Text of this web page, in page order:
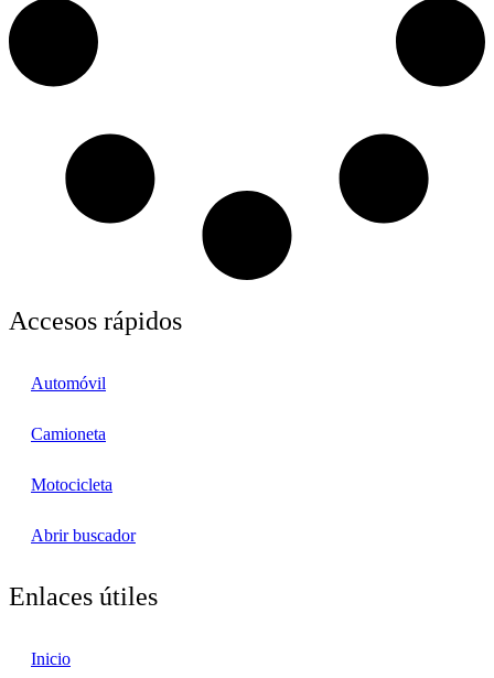
Accesos rápidos
Automóvil
Camioneta
Motocicleta
Abrir buscador
Enlaces útiles
Inicio